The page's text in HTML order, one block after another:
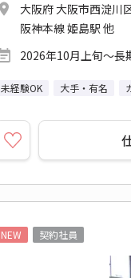
大阪府 大阪市西淀川
阪神本線 姫島駅 他
2026年10月上旬～長
未経験OK 大手・有名
NEW 契約社員